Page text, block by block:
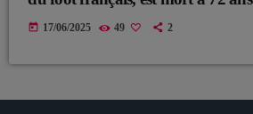
today 17/06/2025 49 2